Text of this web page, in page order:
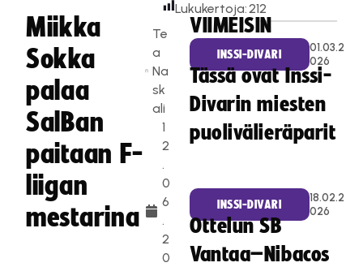
Miikka
Sokka
palaa
SalBan
paitaan F-
liigan
mestarina
Te
a
Na
sk
ali
1
2
.
0
6
.
2
0
Lukukertoja:212
VIIMEISIN
INSSI-DIVARI
01.03.2
026
Tässä ovat Inssi-
Divarin miesten
puolivälieräparit
INSSI-DIVARI
18.02.2
026
Ottelun SB
Vantaa–Nibacos